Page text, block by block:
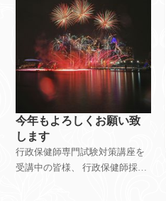
今年もよろしくお願い致
します
行政保健師専門試験対策講座を
受講中の皆様、 行政保健師採用